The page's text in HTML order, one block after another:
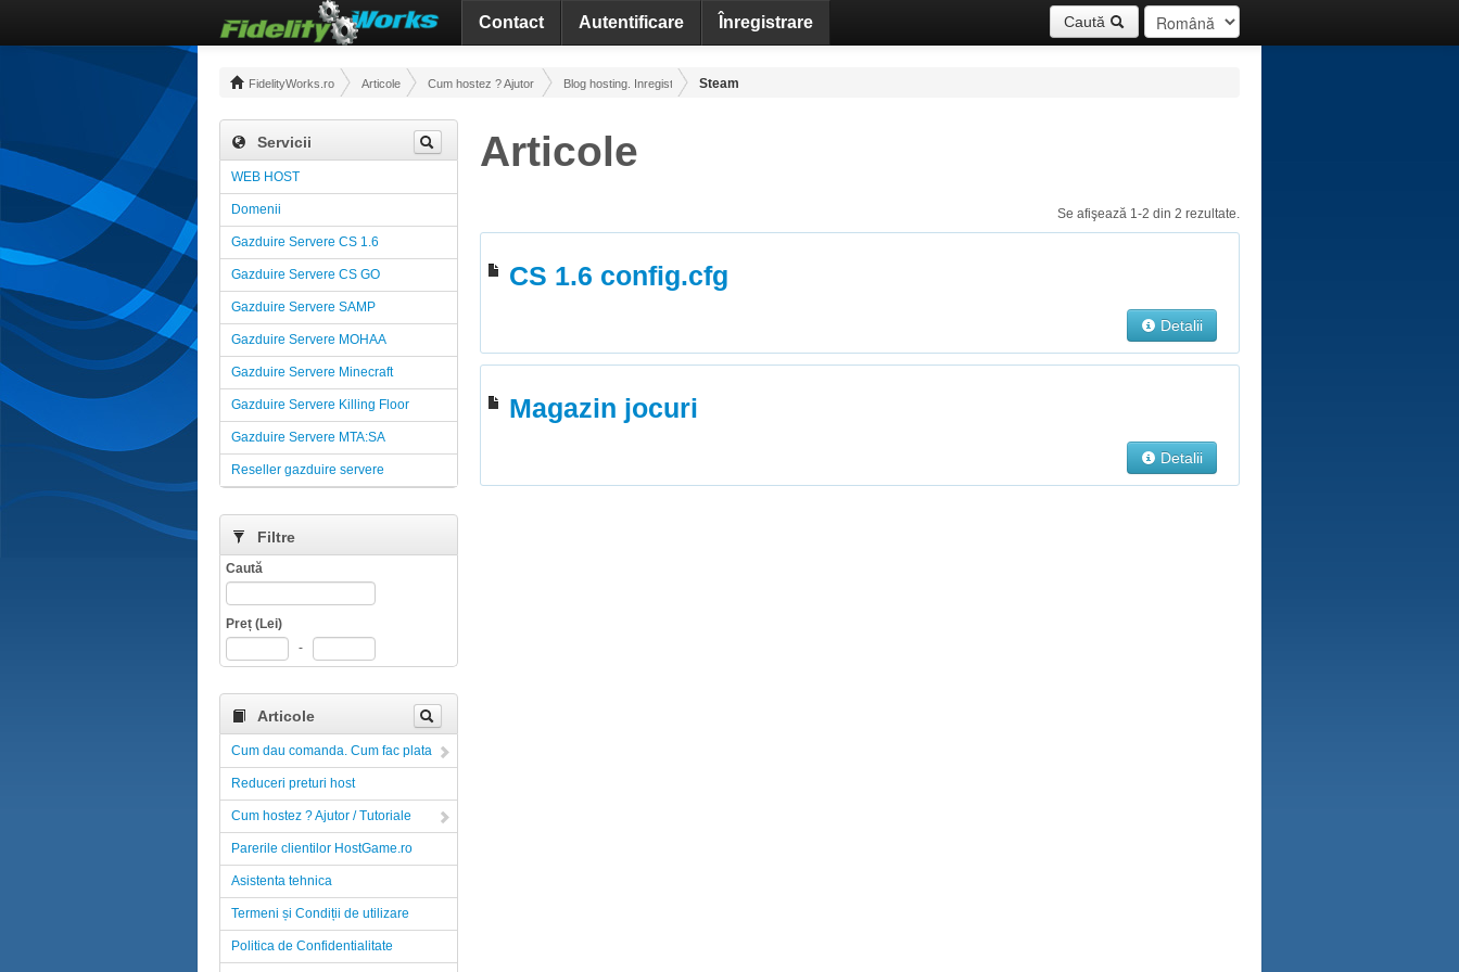
Contact Autentificare Înregistrare Caută
FidelityWorks.ro Articole Cum hostez ? Ajutor / TutorialeBlog hosting. Inregistrare. Recuperare.
Steam
Servicii
WEB HOST
Domenii
Gazduire Servere CS 1.6
Gazduire Servere CS GO
Gazduire Servere SAMP
Gazduire Servere MOHAA
Gazduire Servere Minecraft
Gazduire Servere Killing Floor
Gazduire Servere MTA:SA
Reseller gazduire servere
Filtre
Caută
Preț (Lei)
-
Articole
Cum dau comanda. Cum fac plata
Reduceri preturi host
Cum hostez ? Ajutor / Tutoriale
Parerile clientilor HostGame.ro
Asistenta tehnica
Termeni și Condiții de utilizare
Politica de Confidentialitate
Articole
Se afişează 1-2 din 2 rezultate.
CS 1.6 config.cfg
Detalii
Magazin jocuri
Detalii